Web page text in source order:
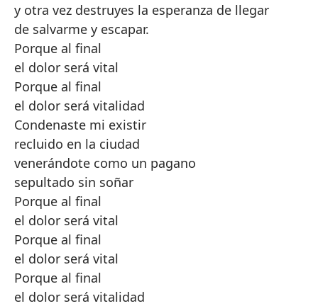
y otra vez destruyes la esperanza de llegar
de salvarme y escapar.
Porque al final
el dolor será vital
Porque al final
el dolor será vitalidad
Condenaste mi existir
recluido en la ciudad
venerándote como un pagano
sepultado sin soñar
Porque al final
el dolor será vital
Porque al final
el dolor será vital
Porque al final
el dolor será vitalidad